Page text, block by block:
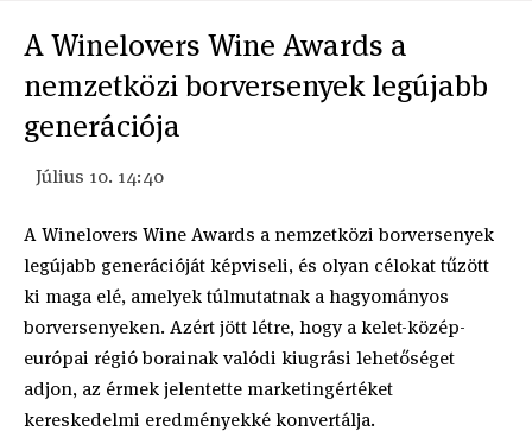
A Winelovers Wine Awards a
nemzetközi borversenyek legújabb
generációja
Július 10. 14:40
A Winelovers Wine Awards a nemzetközi borversenyek
legújabb generációját képviseli, és olyan célokat tűzött
ki maga elé, amelyek túlmutatnak a hagyományos
borversenyeken. Azért jött létre, hogy a kelet-közép-
európai régió borainak valódi kiugrási lehetőséget
adjon, az érmek jelentette marketingértéket
kereskedelmi eredményekké konvertálja.